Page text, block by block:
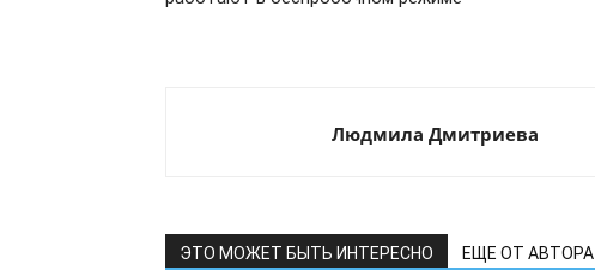
Людмила Дмитриева
ЭТО МОЖЕТ БЫТЬ ИНТЕРЕСНО ЕЩЕ ОТ АВТОРА